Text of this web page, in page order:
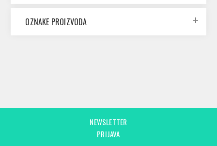
OZNAKE PROIZVODA
NEWSLETTER
PRIJAVA